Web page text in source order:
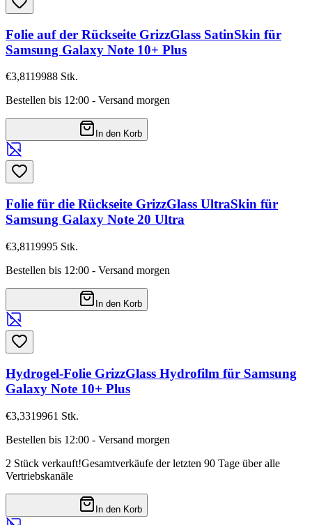
Folie auf der Rückseite GrizzGlass SatinSkin für
Samsung Galaxy Note 10+ Plus
€3,8119988 Stk.
Bestellen bis 12:00 - Versand morgen
In den Korb
Folie für die Rückseite GrizzGlass UltraSkin für
Samsung Galaxy Note 20 Ultra
€3,8119995 Stk.
Bestellen bis 12:00 - Versand morgen
In den Korb
Hydrogel-Folie GrizzGlass Hydrofilm für Samsung
Galaxy Note 10+ Plus
€3,3319961 Stk.
Bestellen bis 12:00 - Versand morgen
2 Stück verkauft!Gesamtverkäufe der letzten 90 Tage über alle
Vertriebskanäle
In den Korb